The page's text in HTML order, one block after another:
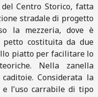
Centro Storico, fatta
stradale di progetto
la mezzeria, dove è
costituita da due
piatto per facilitare lo
Nella zanella
Considerata la
l’uso carrabile di tipo